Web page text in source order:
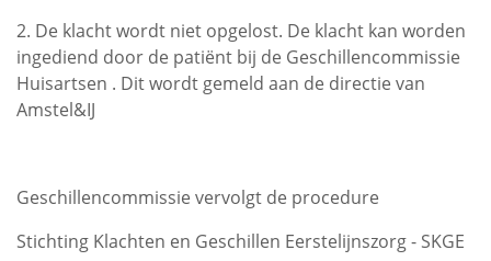
2. De klacht wordt niet opgelost. De klacht kan worden
ingediend door de patiënt bij de Geschillencommissie
Huisartsen . Dit wordt gemeld aan de directie van
Amstel&IJ
Geschillencommissie vervolgt de procedure
Stichting Klachten en Geschillen Eerstelijnszorg - SKGE